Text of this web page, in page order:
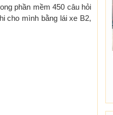
phần mềm 450 câu hỏi
cho mình bằng lái xe B2,